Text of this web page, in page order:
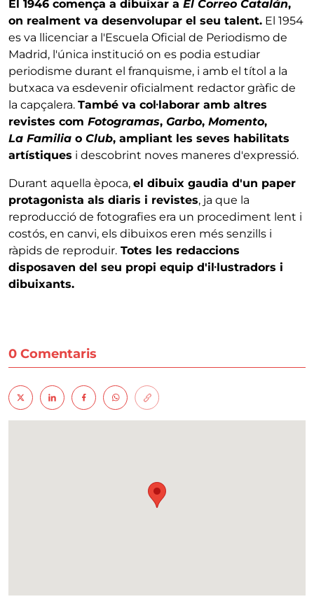
El 1946 comença a dibuixar a El Correo Catalán,
on realment va desenvolupar el seu talent. El 1954
es va llicenciar a l'Escuela Oficial de Periodismo de
Madrid, l'única institució on es podia estudiar
periodisme durant el franquisme, i amb el títol a la
butxaca va esdevenir oficialment redactor gràfic de
la capçalera. També va col·laborar amb altres
revistes com Fotogramas, Garbo, Momento,
La Familia o Club, ampliant les seves habilitats
artístiques i descobrint noves maneres d'expressió.
Durant aquella època, el dibuix gaudia d'un paper
protagonista als diaris i revistes, ja que la
reproducció de fotografies era un procediment lent i
costós, en canvi, els dibuixos eren més senzills i
ràpids de reproduir. Totes les redaccions
disposaven del seu propi equip d'il·lustradors i
dibuixants.
0 Comentaris